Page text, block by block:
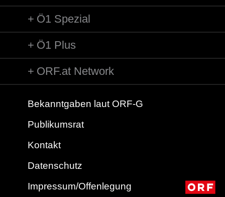
Ö1 Spezial
Ö1 Plus
ORF.at Network
Bekanntgaben laut ORF-G
Publikumsrat
Kontakt
Datenschutz
Impressum/Offenlegung